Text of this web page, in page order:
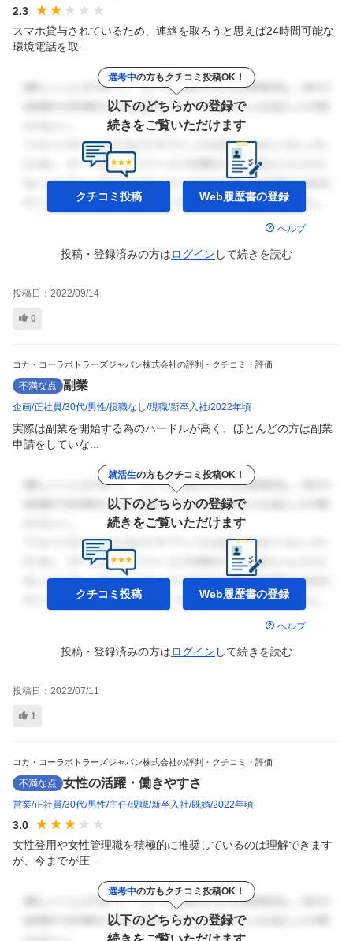
2.3
スマホ貸与されているため、連絡を取ろうと思えば24時間可能な
環境電話を取...
選考中の方もクチコミ投稿OK！
以下のどちらかの登録で
続きをご覧いただけます
クチコミ投稿 Web履歴書の登録
ヘルプ
投稿・登録済みの方はログイン して続きを読む
投稿日： 2022/09/14
0
コカ・コーラボトラーズジャパン株式会社の評判・クチコミ・評価
不満な点 副業
企画 正社員 30代 男性 役職なし 現職 新卒入社 2022年頃
実際は副業を開始する為のハードルが高く、ほとんどの方は副業
申請をしていな...
就活生の方もクチコミ投稿OK！
以下のどちらかの登録で
続きをご覧いただけます
クチコミ投稿 Web履歴書の登録
ヘルプ
投稿・登録済みの方はログイン して続きを読む
投稿日： 2022/07/11
1
コカ・コーラボトラーズジャパン株式会社の評判・クチコミ・評価
不満な点 女性の活躍・働きやすさ
営業 正社員 30代 男性 主任 現職 新卒入社 既婚 2022年頃
3.0
女性登用や女性管理職を積極的に推奨しているのは理解できます
が、今までが圧...
選考中の方もクチコミ投稿OK！
以下のどちらかの登録で